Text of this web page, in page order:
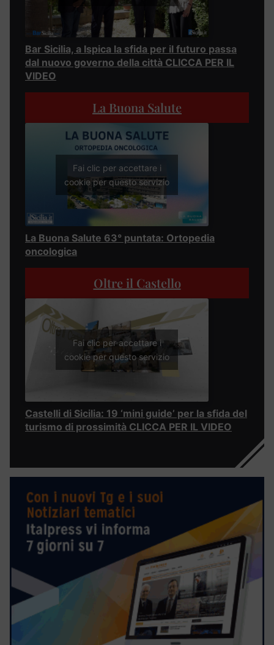
Bar Sicilia, a Ispica la sfida per il futuro passa
dal nuovo governo della città CLICCA PER IL
VIDEO
La Buona Salute
Fai clic per accettare i
cookie per questo servizio
La Buona Salute 63° puntata: Ortopedia
oncologica
Oltre il Castello
Fai clic per accettare i
cookie per questo servizio
Castelli di Sicilia: 19 ‘mini guide’ per la sfida del
turismo di prossimità CLICCA PER IL VIDEO